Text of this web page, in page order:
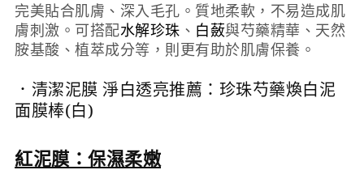
完美貼合肌膚、深入毛孔。質地柔軟，不易造成肌
膚刺激。可搭配水解珍珠 、 白蘞與芍藥精華、天然
胺基酸、植萃成分等，則更有助於肌膚保養。
．清潔泥膜 淨白透亮推薦： 珍珠芍藥煥白泥
面膜棒(白)
紅泥膜：保濕柔嫩